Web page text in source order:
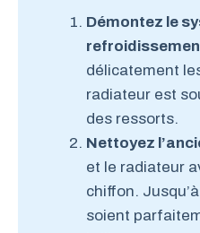
Démontez le
délicatement
radiateur est
des ressorts.
Nettoyez
et le radiateur
chiffon.
soient